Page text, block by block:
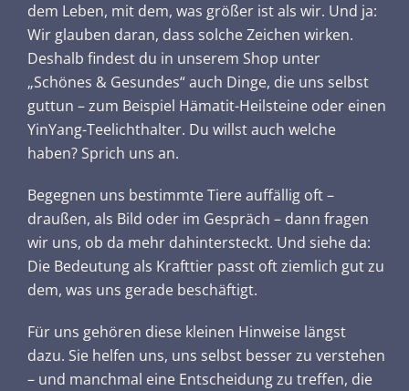
dem Leben, mit dem, was größer ist als wir. Und ja:
Wir glauben daran, dass solche Zeichen wirken.
Deshalb findest du in unserem Shop unter
„Schönes & Gesundes“ auch Dinge, die uns selbst
guttun – zum Beispiel Hämatit-Heilsteine oder einen
YinYang-Teelichthalter. Du willst auch welche
haben? Sprich uns an.
Begegnen uns bestimmte Tiere auffällig oft –
draußen, als Bild oder im Gespräch – dann fragen
wir uns, ob da mehr dahintersteckt. Und siehe da:
Die Bedeutung als Krafttier passt oft ziemlich gut zu
dem, was uns gerade beschäftigt.
Für uns gehören diese kleinen Hinweise längst
dazu. Sie helfen uns, uns selbst besser zu verstehen
– und manchmal eine Entscheidung zu treffen, die